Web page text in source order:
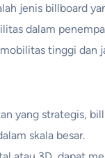
jenis billboard
dalam
tinggi dan
yang strategis,
skala besar.